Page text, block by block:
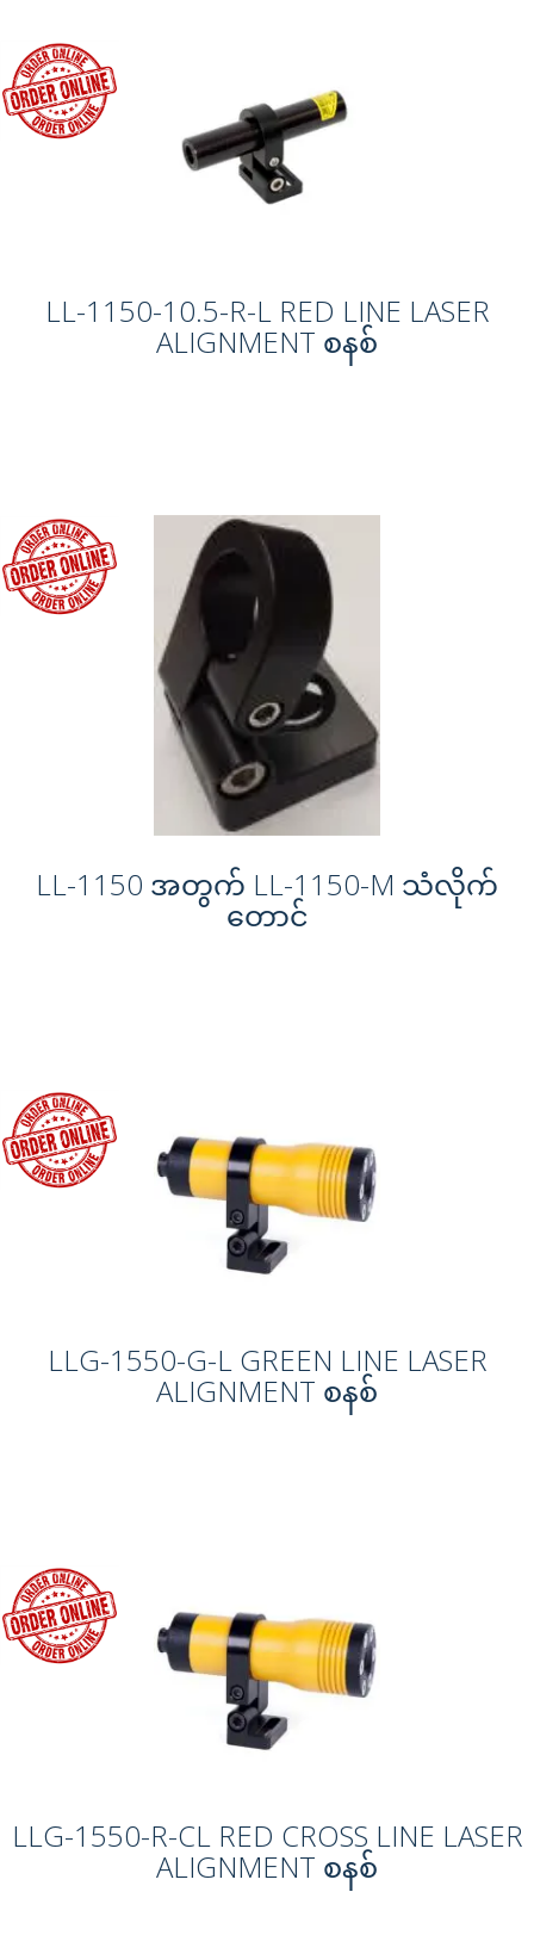
LL-1150-10.5-R-L RED LINE LASER
ALIGNMENT စနစ်
LL-1150 အတွက် LL-1150-M သံလိုက်
တောင်
LLG-1550-G-L GREEN LINE LASER
ALIGNMENT စနစ်
LLG-1550-R-CL RED CROSS LINE LASER
ALIGNMENT စနစ်